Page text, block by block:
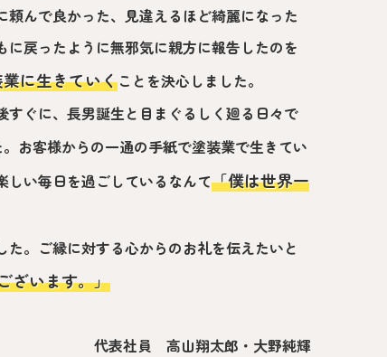
んで良かった、見違えるほど綺麗になった
戻ったように無邪気に親方に報告したのを
に生きていくことを決心しました。
ぐに、長男誕生と目まぐるしく廻る日々で
お客様からの一通の手紙で塗装業で生きてい
い毎日を過ごしているなんて「僕は世界一
。ご縁に対する心からのお礼を伝えたいと
ざいます。」
代表社員 高山翔太郎・大野純輝